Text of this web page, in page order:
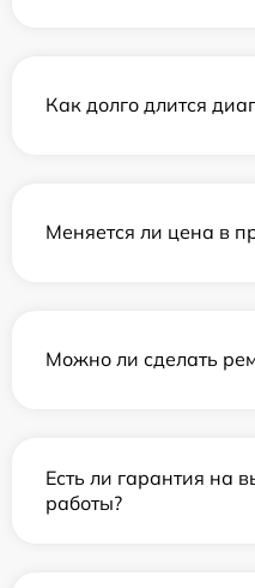
Как долго длится
Меняется ли цена в
Можно ли сделать
Есть ли гарантия на
работы?